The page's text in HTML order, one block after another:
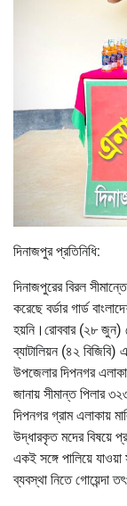
দিনাজপুর প্রতিনিধি:
দিনাজপুরের বিরল
করেছে বর্ডার গার্ড
হয়নি।রোববার (২৮ জুন)
ব্যাটালিয়ন (৪২
উপজেলার দিপনগর
জানায় সীমান্ত পিলার
দিপনগর গ্রাম এলাকায়
উদ্ধারকৃত মদের বিষয়ে
একই সঙ্গে পালিয়ে যাওয়া
ব্যবস্থা নিতে গোয়েন্দা